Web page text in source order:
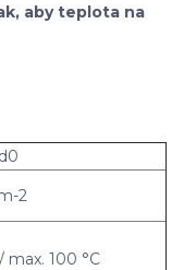
aby teplota na
2
max. 100 °C